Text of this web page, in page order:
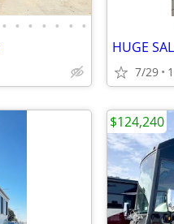
• • • • • • •
HUGE
7/29
$124,240